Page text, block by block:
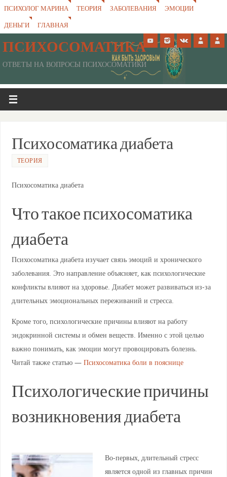
ПСИХОЛОГ МАРИНА ТЕОРИЯ ЗАБОЛЕВАНИЯ
ЭМОЦИИ
ДЕНЬГИ
ГЛАВНАЯ
ПСИХОСОМАТИКА
ОТВЕТЫ НА ВОПРОСЫ ПСИХОСОМАТИКИ
Психосоматика диабета
ТЕОРИЯ
Психосоматика диабета
Что такое психосоматика
диабета
Психосоматика диабета изучает связь эмоций и хронического
заболевания. Это направление объясняет, как психологические
конфликты влияют на здоровье. Диабет может развиваться из-за
длительных эмоциональных переживаний и стресса.
Кроме того, психологические причины влияют на работу
эндокринной системы и обмен веществ. Именно с этой целью
важно понимать, как эмоции могут провоцировать болезнь.
Читай также статью — Психосоматика боли в пояснице
Психологические причины
возникновения диабета
Во-первых, длительный стресс
является одной из главных причин